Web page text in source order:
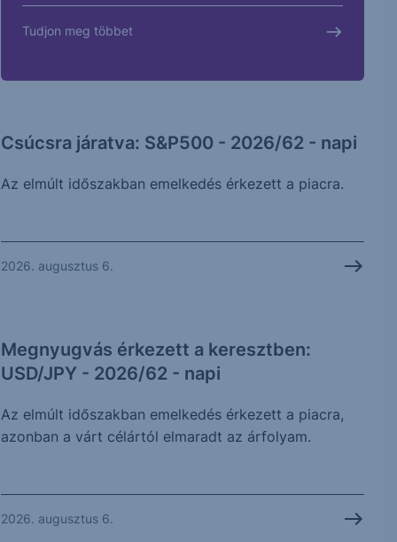
Tudjon meg többet
Csúcsra járatva: S&P500 - 2026/62 - napi
Az elmúlt időszakban emelkedés érkezett a piacra.
2026. augusztus 6.
Megnyugvás érkezett a keresztben:
USD/JPY - 2026/62 - napi
Az elmúlt időszakban emelkedés érkezett a piacra,
azonban a várt célártól elmaradt az árfolyam.
2026. augusztus 6.